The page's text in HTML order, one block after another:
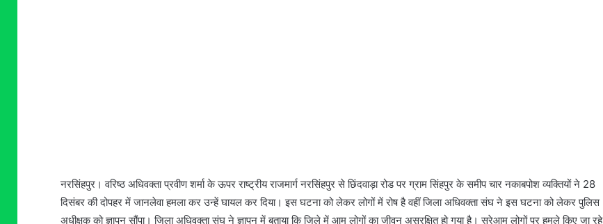
नरसिंहपुर। वरिष्ठ अधिवक्ता प्रवीण शर्मा के ऊपर राष्ट्रीय राजमार्ग नरसिंहपुर से छिंदवाड़ा रोड पर ग्राम सिंहपुर के समीप चार नकाबपोश व्यक्तियों ने 28
दिसंबर की दोपहर में जानलेवा हमला कर उन्हें घायल कर दिया। इस घटना को लेकर लोगों में रोष है वहीं जिला अधिवक्ता संघ ने इस घटना को लेकर पुलिस
अधीक्षक को ज्ञापन सौंपा। जिला अधिवक्ता संघ ने ज्ञापन में बताया कि जिले में आम लोगों का जीवन असुरक्षित हो गया है। सरेआम लोगों पर हमले किए जा रहे